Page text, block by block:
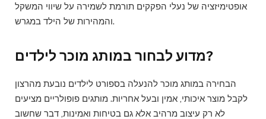
אופטימיזציה של נעלי הפקקים תורמת לשמירה על שיווי המשקל
והמהירות של הילד במגרש.
מדוע לבחור במותג מוכר לילדים?
הבחירה במותג מוכר להנעלה בספורט לילדים נובעת מהרצון
לקבל מוצר איכותי, אמין ובעל אחריות. מותגים פופולריים מציעים
לא רק עיצוב מרהיב אלא גם בטיחות ואמינות, דבר שחשוב